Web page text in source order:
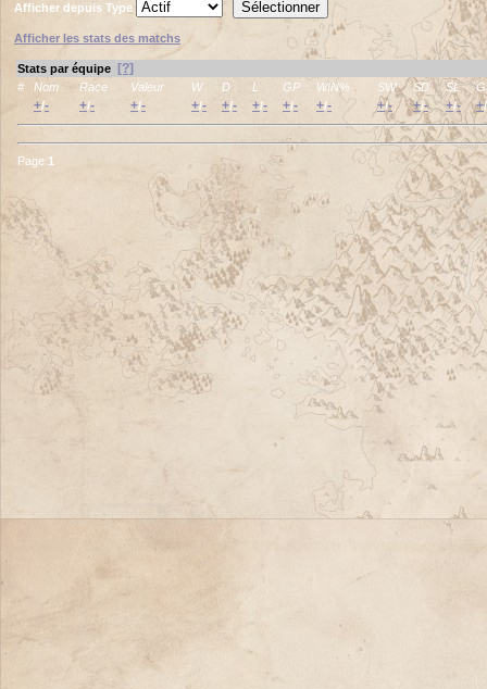
Afficher depuis Type
Afficher les stats des matchs
Stats par équipe [?]
# Nom Race Valeur W D L GP WIN% SW SD SL
+/- +/- +/- +/- +/- +/- +/- +/- +/- +/- +/- +/
Page 1